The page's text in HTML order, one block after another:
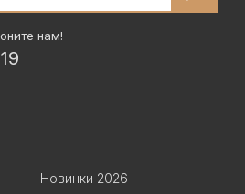
нам!
Новинки 2026